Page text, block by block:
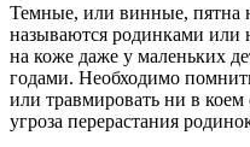
Темные, или винные, пятна
называются родинками или
на коже даже у маленьких
годами. Необходимо
или травмировать ни в коем
угроза перерастания